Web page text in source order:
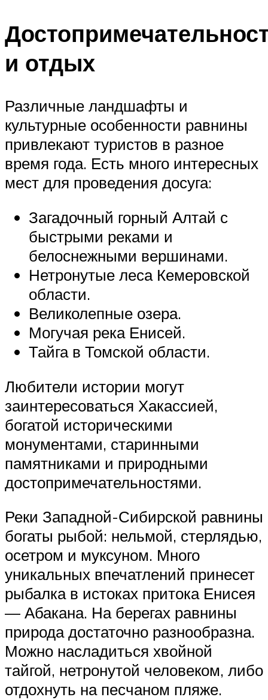
и отдых
Различные ландшафты и
культурные особенности равнины
привлекают туристов в разное
время года. Есть много интересных
мест для проведения досуга:
Загадочный горный Алтай с
быстрыми реками и
белоснежными вершинами.
Нетронутые леса Кемеровской
области.
Великолепные озера.
Могучая река Енисей.
Тайга в Томской области.
Любители истории могут
заинтересоваться Хакассией,
богатой историческими
монументами, старинными
памятниками и природными
достопримечательностями.
Реки Западной-Сибирской равнины
богаты рыбой: нельмой, стерлядью,
осетром и муксуном. Много
уникальных впечатлений принесет
рыбалка в истоках притока Енисея
— Абакана. На берегах равнины
природа достаточно разнообразна.
Можно насладиться хвойной
тайгой, нетронутой человеком, либо
отдохнуть на песчаном пляже.